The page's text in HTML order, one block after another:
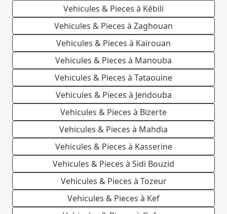
Vehicules & Pieces à Kébili
Vehicules & Pieces à Zaghouan
Vehicules & Pieces à Kairouan
Vehicules & Pieces à Manouba
Vehicules & Pieces à Tataouine
Vehicules & Pieces à Jendouba
Vehicules & Pieces à Bizerte
Vehicules & Pieces à Mahdia
Vehicules & Pieces à Kasserine
Vehicules & Pieces à Sidi Bouzid
Vehicules & Pieces à Tozeur
Vehicules & Pieces à Kef